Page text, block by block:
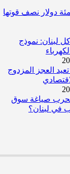
دولار نصف قوتها
لبنان: نموذج
العجز المزدوج
صياغة سوق
في لبنان؟